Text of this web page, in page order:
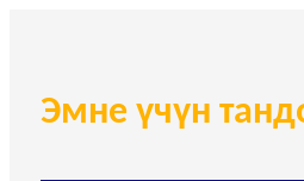
Эмне үчүн